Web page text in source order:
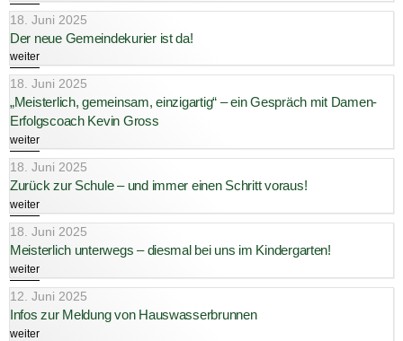
18. Juni 2025
Der neue Gemeindekurier ist da!
weiter
18. Juni 2025
„Meisterlich, gemeinsam, einzigartig“ – ein Gespräch mit Damen-
Erfolgscoach Kevin Gross
weiter
18. Juni 2025
Zurück zur Schule – und immer einen Schritt voraus!
weiter
18. Juni 2025
Meisterlich unterwegs – diesmal bei uns im Kindergarten!
weiter
12. Juni 2025
Infos zur Meldung von Hauswasserbrunnen
weiter